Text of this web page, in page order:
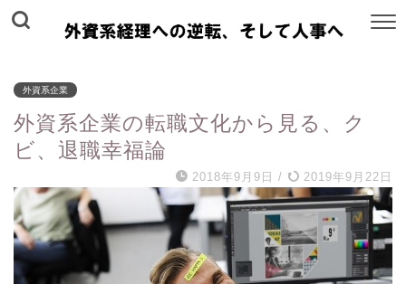
外資系企業
外資系企業の転職文化から見る、ク
ビ、退職幸福論
2018年9月9日 / 2019年9月22日